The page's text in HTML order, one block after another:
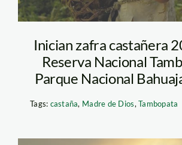
Inician zafra castañera
Reserva Nacional
Parque Nacional
Tags: castaña, Madre de Dios,Tambopata